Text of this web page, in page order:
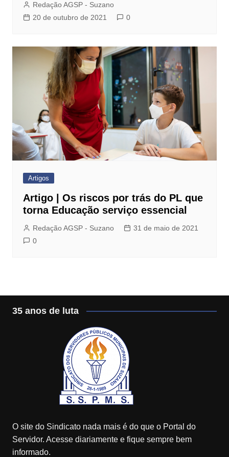
Redação AGSP - Suzano
20 de outubro de 2021
0
Artigos
Artigo | Os riscos por trás do PL que
torna Educação serviço essencial
Redação AGSP - Suzano
31 de maio de 2021
0
35 anos de luta
O site do Sindicato nada mais é do que o Portal do
Servidor. Acesse diariamente e fique sempre bem
informado.